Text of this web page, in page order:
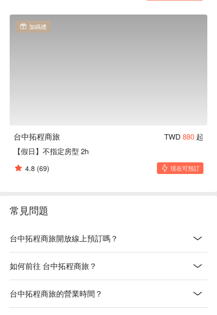
加碼禮
台中拓程商旅 TWD 880 起
【假日】不指定房型 2h
4.8 (69) 現在可預訂
常見問題
台中拓程商旅開放線上預訂嗎？
如何前往 台中拓程商旅？
台中拓程商旅的營業時間？